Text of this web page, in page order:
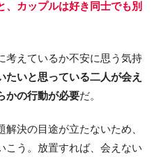
、カップルは好き同士でも別
考えているか不安に思う気持
たいと思っている二人が会え
かの行動が必要だ。
決の目途が立たないため、
こう。放置すれば、会えない